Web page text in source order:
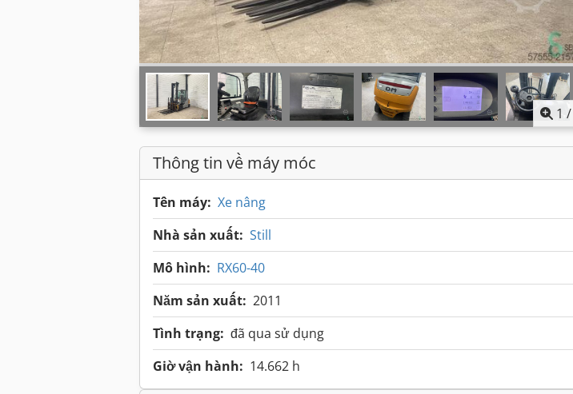
1 /
Thông tin về máy móc
Tên máy: Xe nâng
Nhà sản xuất: Still
Mô hình: RX60-40
Năm sản xuất: 2011
Tình trạng: đã qua sử dụng
Giờ vận hành: 14.662 h